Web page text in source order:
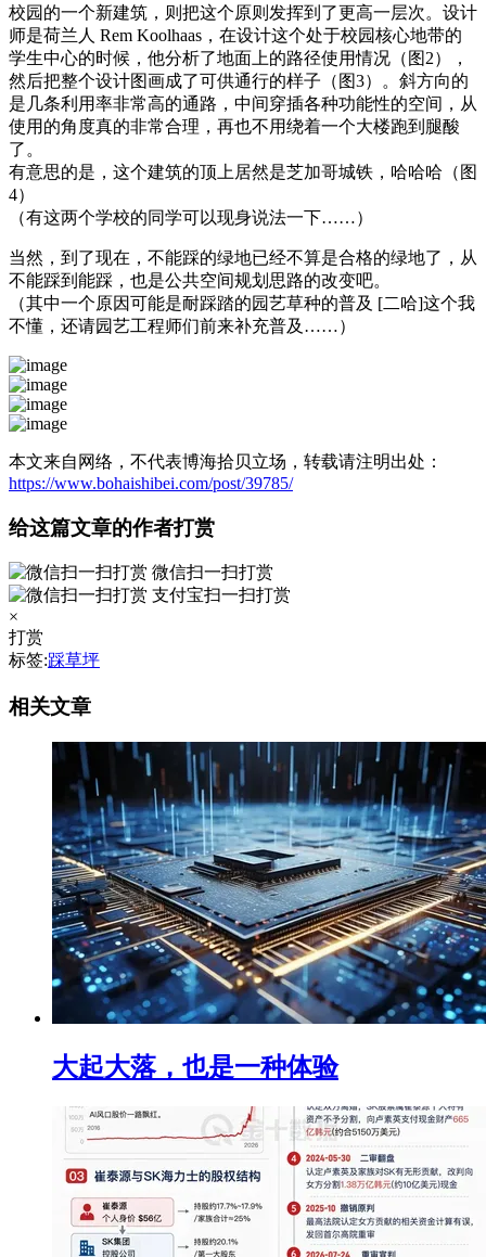
校园的一个新建筑，则把这个原则发挥到了更高一层次。设计
师是荷兰人 Rem Koolhaas，在设计这个处于校园核心地带的
学生中心的时候，他分析了地面上的路径使用情况（图2），
然后把整个设计图画成了可供通行的样子（图3）。斜方向的
是几条利用率非常高的通路，中间穿插各种功能性的空间，从
使用的角度真的非常合理，再也不用绕着一个大楼跑到腿酸
了。
有意思的是，这个建筑的顶上居然是芝加哥城铁，哈哈哈（图
4）
（有这两个学校的同学可以现身说法一下……）
当然，到了现在，不能踩的绿地已经不算是合格的绿地了，从
不能踩到能踩，也是公共空间规划思路的改变吧。
（其中一个原因可能是耐踩踏的园艺草种的普及 [二哈]这个我
不懂，还请园艺工程师们前来补充普及……）
本文来自网络，不代表博海拾贝立场，转载请注明出处：
https://www.bohaishibei.com/post/39785/
给这篇文章的作者打赏
微信扫一扫打赏
支付宝扫一扫打赏
×
打赏
标签:踩草坪
相关文章
大起大落，也是一种体验